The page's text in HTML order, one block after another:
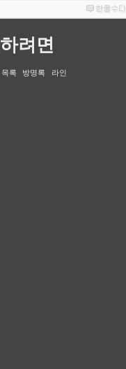
려면
록 방명록 라인